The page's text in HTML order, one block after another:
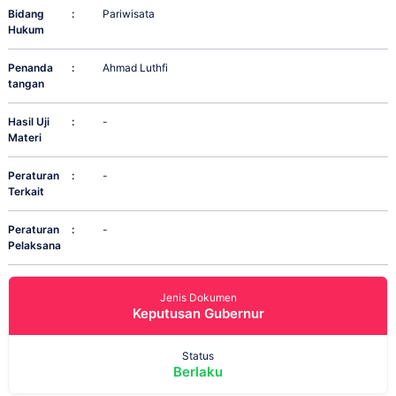
Bidang
Hukum
: Pariwisata
Penanda
tangan
: Ahmad Luthfi
Hasil Uji
Materi
: -
Peraturan
Terkait
: -
Peraturan
Pelaksana
: -
Jenis Dokumen
Keputusan Gubernur
Status
Berlaku